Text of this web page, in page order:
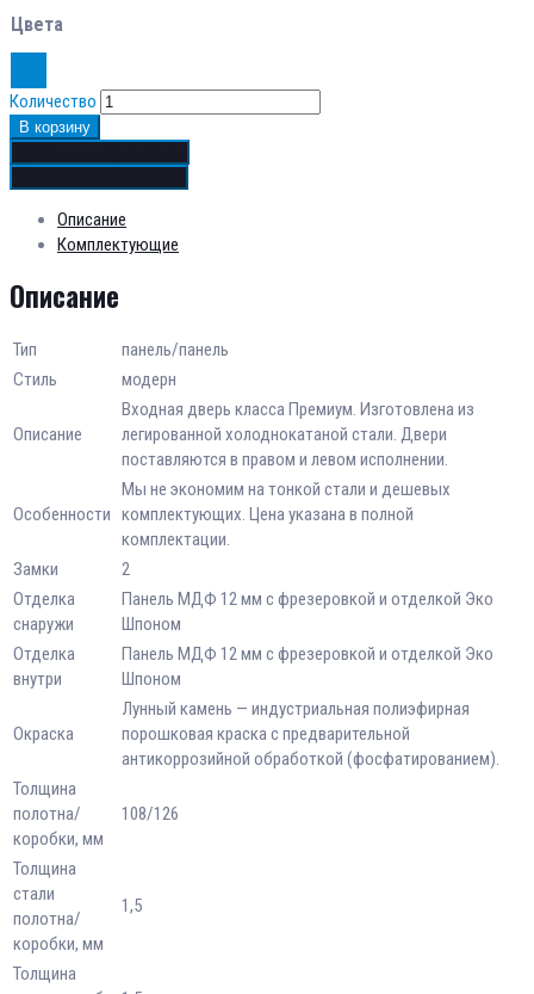
Цвета
Количество
В корзину
Описание
Комплектующие
Описание
Тип
панель/панель
Стиль
модерн
Описание
Входная дверь класса Премиум. Изготовлена из
легированной холоднокатаной стали. Двери
поставляются в правом и левом исполнении.
Особенности
Мы не экономим на тонкой стали и дешевых
комплектующих. Цена указана в полной
комплектации.
Замки
2
Отделка
снаружи
Панель МДФ 12 мм с фрезеровкой и отделкой Эко
Шпоном
Отделка
внутри
Панель МДФ 12 мм с фрезеровкой и отделкой Эко
Шпоном
Окраска
Лунный камень — индустриальная полиэфирная
порошковая краска с предварительной
антикоррозийной обработкой (фосфатированием).
Толщина
полотна/
коробки, мм
108/126
Толщина
стали
полотна/
коробки, мм
1,5
Толщина